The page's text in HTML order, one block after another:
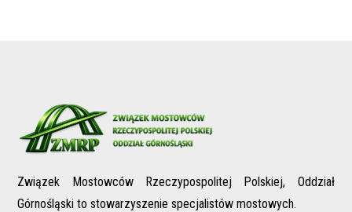
Związek Mostowców Rzeczypospolitej Polskiej, Oddział
Górnośląski to stowarzyszenie specjalistów mostowych.